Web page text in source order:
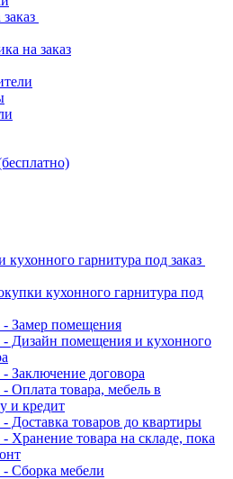
на заказ
гарнитура под заказ
кухонного гарнитура под
Замер помещения
Дизайн помещения и кухонного
Заключение договора
Оплата товара, мебель в
и кредит
Доставка товаров до квартиры
Хранение товара на складе, пока
Сборка мебели